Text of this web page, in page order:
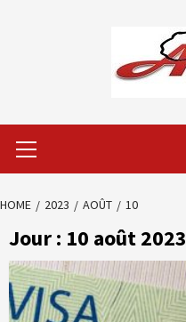
Menu
HOME 2023 AOÛT 10
Jour : 10 août 2023